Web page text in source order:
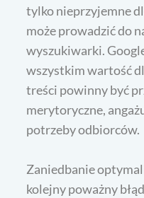
tylko nieprzyjemne
może prowadzić do
wyszukiwarki.
wszystkim wartość
treści powinny być
merytoryczne,
potrzeby odbiorców.
Zaniedbanie
kolejny poważny